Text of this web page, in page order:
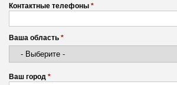
Контактные телефоны *
Ваша область *
Ваш город *